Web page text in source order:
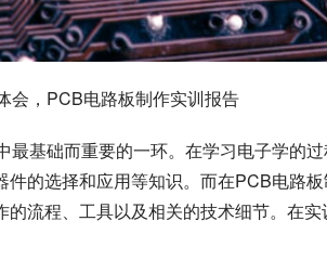
会，PCB电路板制作实训报告
最基础而重要的一环。在学习电子学的
的选择和应用等知识。而在PCB电路
流程、工具以及相关的技术细节。在